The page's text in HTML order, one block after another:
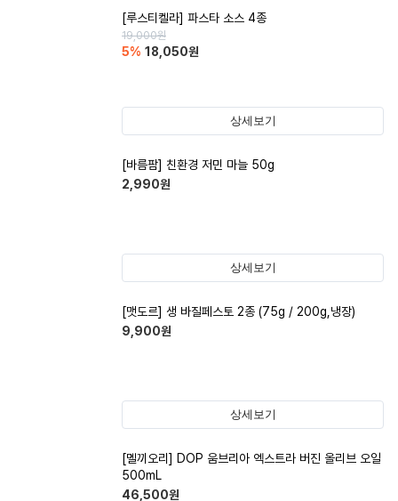
[루스티켈라] 파스타 소스 4종
19,000원
5% 18,050원
상세보기
[바름팜] 친환경 저민 마늘 50g
2,990원
상세보기
[맷도르] 생 바질페스토 2종 (75g / 200g,냉장)
9,900원
상세보기
[멜끼오리] DOP 움브리아 엑스트라 버진 올리브 오일
500mL
46,500원